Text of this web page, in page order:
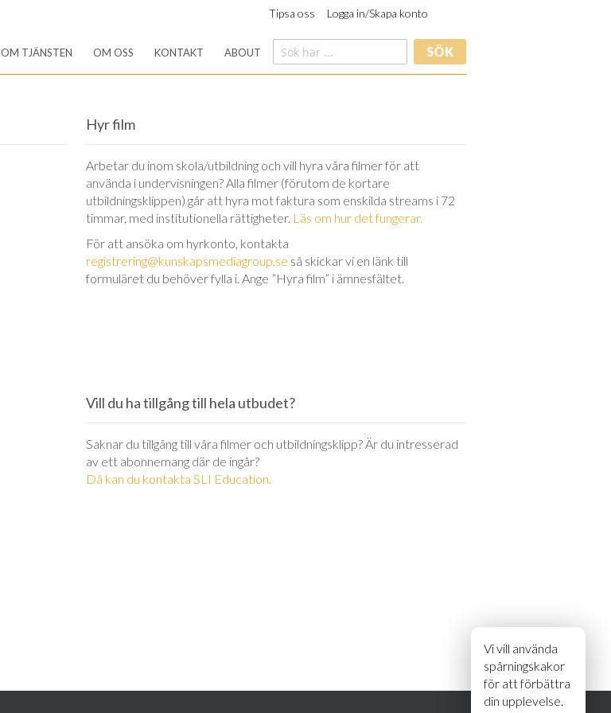
Vi vill använda
spårningskakor
för att förbättra
din upplevelse.
Tipsa oss Logga in/Skapa konto
OM TJÄNSTEN OM OSS KONTAKT ABOUT SÖK
Hyr film
Arbetar du inom skola/utbildning och vill hyra våra filmer för att
använda i undervisningen? Alla filmer (förutom de kortare
utbildningsklippen) går att hyra mot faktura som enskilda streams i 72
timmar, med institutionella rättigheter. Läs om hur det fungerar.
För att ansöka om hyrkonto, kontakta
registrering@kunskapsmediagroup.se så skickar vi en länk till
formuläret du behöver fylla i. Ange ”Hyra film” i ämnesfältet.
Vill du ha tillgång till hela utbudet?
Saknar du tillgång till våra filmer och utbildningsklipp? Är du intresserad
av ett abonnemang där de ingår?
Då kan du kontakta SLI Education.